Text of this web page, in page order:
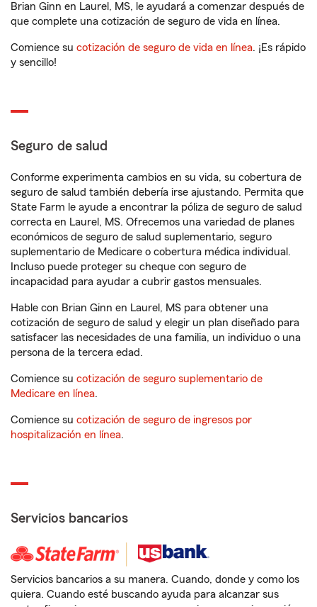
Brian Ginn en Laurel, MS, le ayudará a comenzar después de
que complete una cotización de seguro de vida en línea.
Comience su cotización de seguro de vida en línea. ¡Es rápido
y sencillo!
Seguro de salud
Conforme experimenta cambios en su vida, su cobertura de
seguro de salud también debería irse ajustando. Permita que
State Farm le ayude a encontrar la póliza de seguro de salud
correcta en Laurel, MS. Ofrecemos una variedad de planes
económicos de seguro de salud suplementario, seguro
suplementario de Medicare o cobertura médica individual.
Incluso puede proteger su cheque con seguro de
incapacidad para ayudar a cubrir gastos mensuales.
Hable con Brian Ginn en Laurel, MS para obtener una
cotización de seguro de salud y elegir un plan diseñado para
satisfacer las necesidades de una familia, un individuo o una
persona de la tercera edad.
Comience su cotización de seguro suplementario de
Medicare en línea.
Comience su cotización de seguro de ingresos por
hospitalización en línea.
Servicios bancarios
Servicios bancarios a su manera. Cuando, donde y como los
quiera. Cuando esté buscando ayuda para alcanzar sus